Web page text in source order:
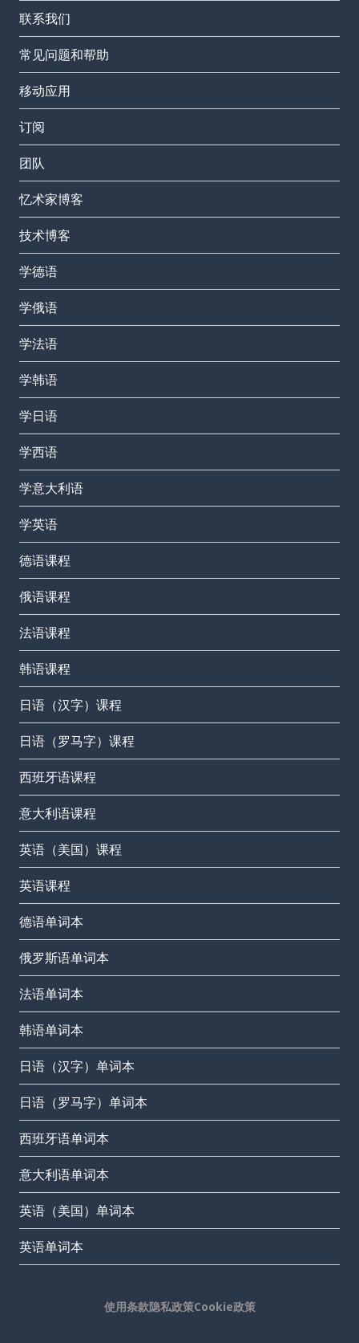
联系我们
常见问题和帮助
移动应用
订阅
团队
忆术家博客
技术博客
学德语
学俄语
学法语
学韩语
学日语
学西语
学意大利语
学英语
德语课程
俄语课程
法语课程
韩语课程
日语（汉字）课程
日语（罗马字）课程
西班牙语课程
意大利语课程
英语（美国）课程
英语课程
德语单词本
俄罗斯语单词本
法语单词本
韩语单词本
日语（汉字）单词本
日语（罗马字）单词本
西班牙语单词本
意大利语单词本
英语（美国）单词本
英语单词本
使用条款隐私政策Cookie政策